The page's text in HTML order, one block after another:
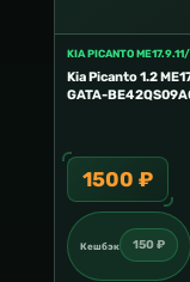
KIA PICANTO
Kia Picanto 1.2
GATA-
1500 ₽
Кешбэк 150 ₽